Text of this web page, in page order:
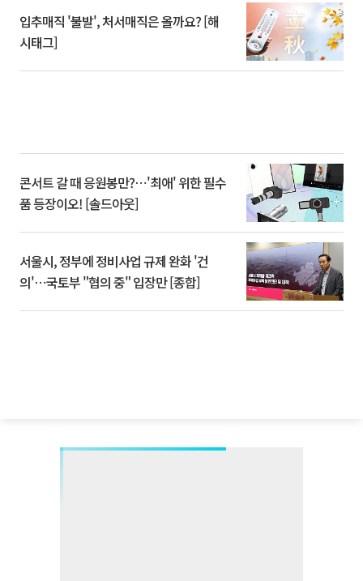
입추매직 '불발', 처서매직은 올까요? [해
시태그]
콘서트 갈 때 응원봉만?⋯'최애' 위한 필수
품 등장이오! [솔드아웃]
서울시, 정부에 정비사업 규제 완화 '건
의'⋯국토부 "협의 중" 입장만 [종합]